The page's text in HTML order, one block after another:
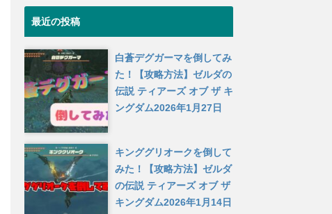
最近の投稿
白蒼デグガーマを倒してみ
た！【攻略方法】ゼルダの
伝説 ティアーズ オブ ザ キ
ングダム2026年1月27日
キンググリオークを倒して
みた！【攻略方法】ゼルダ
の伝説 ティアーズ オブ ザ
キングダム2026年1月14日